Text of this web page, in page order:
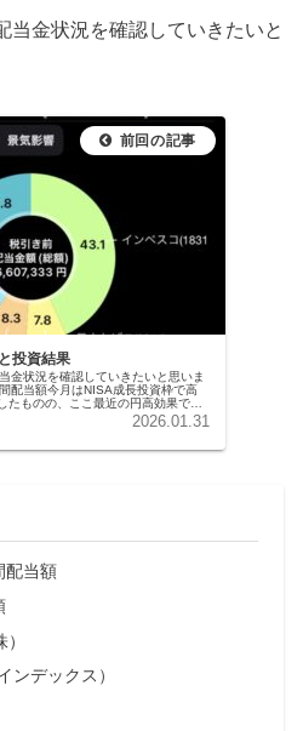
当金状況を確認していきたいと
投資結果
金状況を確認していきたいと思いま
配当額今月はNISA成長投資枠で高
たものの、ここ最近の円高効果で年
となりました。税引き前年間配...
2026.01.31
配当額
ンデックス）